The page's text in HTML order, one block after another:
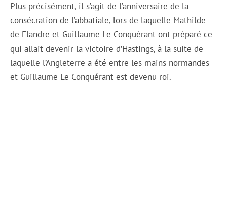
Plus précisément, il s’agit de l’anniversaire de la
consécration de l’abbatiale, lors de laquelle Mathilde
de Flandre et Guillaume Le Conquérant ont préparé ce
qui allait devenir la victoire d’Hastings, à la suite de
laquelle l’Angleterre a été entre les mains normandes
et Guillaume Le Conquérant est devenu roi.